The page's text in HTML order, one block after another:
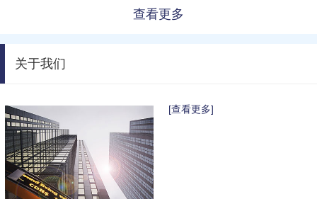
查看更多
关于我们
[查看更多]